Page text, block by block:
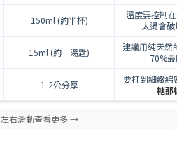
150ml (約半杯)
溫度要控制在
太燙會破壞
15ml (約一湯匙)
建議用純天然的
70%最剛
1-2公分厚
要打到細緻綿密，
糖那樣